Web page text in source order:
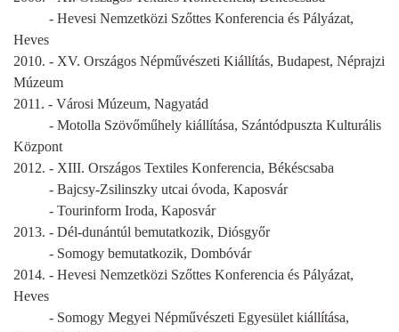
- Hevesi Nemzetközi Szőttes Konferencia és Pályázat,
Heves
2010. - XV. Országos Népművészeti Kiállítás, Budapest, Néprajzi
Múzeum
2011. - Városi Múzeum, Nagyatád
- Motolla Szövőműhely kiállítása, Szántódpuszta Kulturális
Központ
2012. - XIII. Országos Textiles Konferencia, Békéscsaba
- Bajcsy-Zsilinszky utcai óvoda, Kaposvár
- Tourinform Iroda, Kaposvár
2013. - Dél-dunántúl bemutatkozik, Diósgyőr
- Somogy bemutatkozik, Dombóvár
2014. - Hevesi Nemzetközi Szőttes Konferencia és Pályázat,
Heves
- Somogy Megyei Népművészeti Egyesület kiállítása,